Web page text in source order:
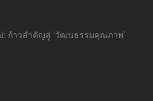
: ก้าวสำคัญสู่ ‘วัฒนธรรมคุณภาพ’